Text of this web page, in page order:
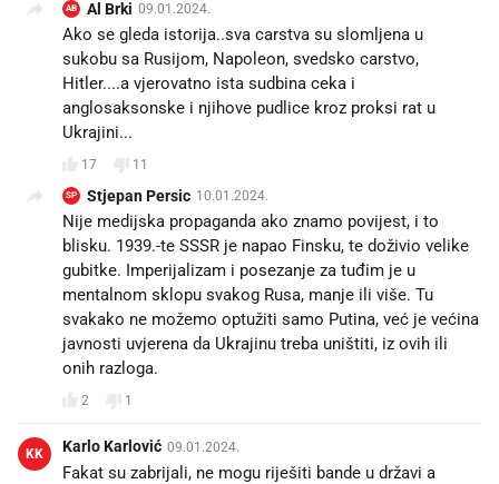
AB Al Brki 09.01.2024.
Ako se gleda istorija..sva carstva su slomljena u
sukobu sa Rusijom, Napoleon, svedsko carstvo,
Hitler....a vjerovatno ista sudbina ceka i
anglosaksonske i njihove pudlice kroz proksi rat u
Ukrajini...
17 11
SP Stjepan Persic 10.01.2024.
Nije medijska propaganda ako znamo povijest, i to
blisku. 1939.-te SSSR je napao Finsku, te doživio velike
gubitke. Imperijalizam i posezanje za tuđim je u
mentalnom sklopu svakog Rusa, manje ili više. Tu
svakako ne možemo optužiti samo Putina, već je većina
javnosti uvjerena da Ukrajinu treba uništiti, iz ovih ili
onih razloga.
2 1
KK Karlo Karlović 09.01.2024.
Fakat su zabrijali, ne mogu riješiti bande u državi a